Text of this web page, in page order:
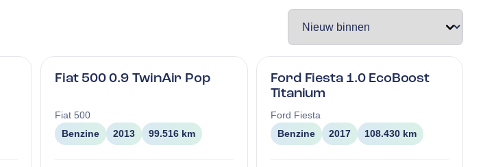
Fiat 500 0.9 TwinAir Pop
Fiat 500
Benzine
2013 99.516 km
Ford Fiesta 1.0 EcoBoost
Titanium
Ford Fiesta
Benzine
2017 108.430 km